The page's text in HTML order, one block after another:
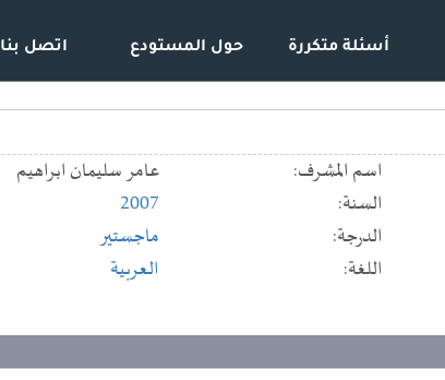
أسئلة متكررة حول المستودع اتصل بنا
اسم المشرف:
عامر سليمان ابراهيم
السنة:
2007
الدرجة:
ماجستير
اللغة:
العربية